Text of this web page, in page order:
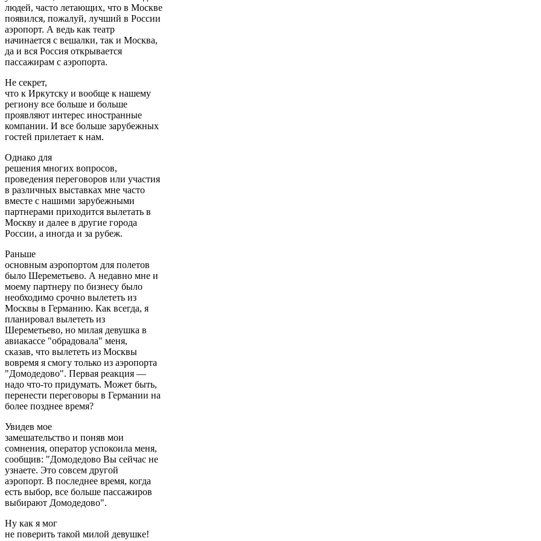
людей, часто летающих, что в Москве
появился, пожалуй, лучший в России
аэропорт. А ведь как театр
начинается с вешалки, так и Москва,
да и вся Россия открывается
пассажирам с аэропорта.
Не секрет,
что к Иркутску и вообще к нашему
региону все больше и больше
проявляют интерес иностранные
компании. И все больше зарубежных
гостей прилетает к нам.
Однако для
решения многих вопросов,
проведения переговоров или участия
в различных выставках мне часто
вместе с нашими зарубежными
партнерами приходится вылетать в
Москву и далее в другие города
России, а иногда и за рубеж.
Раньше
основным аэропортом для полетов
было Шереметьево. А недавно мне и
моему партнеру по бизнесу было
необходимо срочно вылететь из
Москвы в Германию. Как всегда, я
планировал вылететь из
Шереметьево, но милая девушка в
авиакассе "обрадовала" меня,
сказав, что вылететь из Москвы
вовремя я смогу только из аэропорта
"Домодедово". Первая реакция —
надо что-то придумать. Может быть,
перенести переговоры в Германии на
более позднее время?
Увидев мое
замешательство и поняв мои
сомнения, оператор успокоила меня,
сообщив: "Домодедово Вы сейчас не
узнаете. Это совсем другой
аэропорт. В последнее время, когда
есть выбор, все больше пассажиров
выбирают Домодедово".
Ну как я мог
не поверить такой милой девушке!